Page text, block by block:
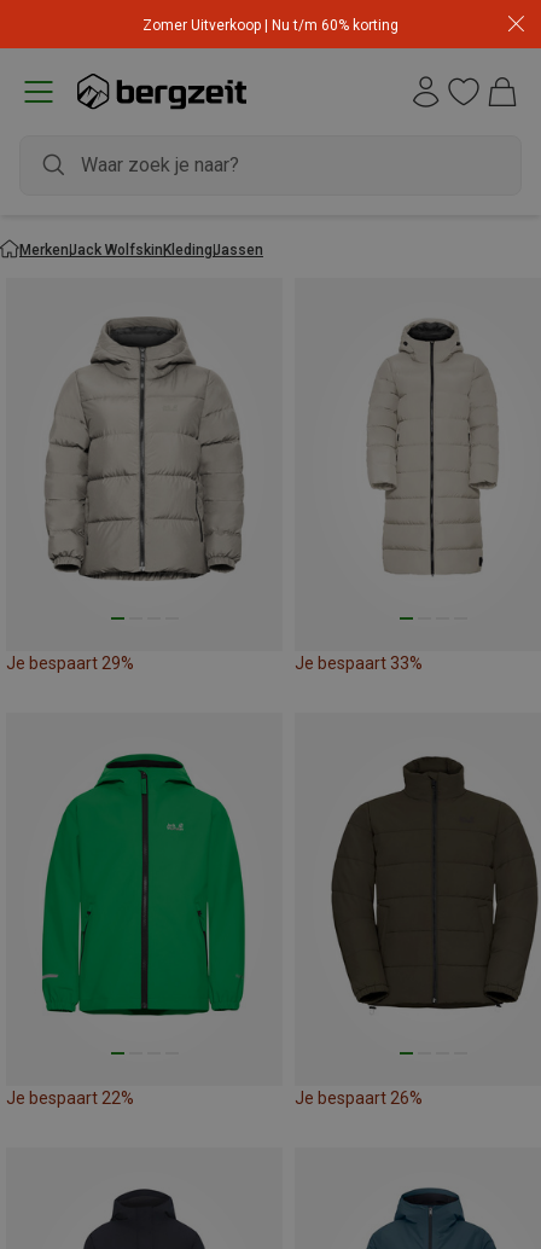
Zomer Uitverkoop | Nu t/m 60% korting
MerkenJack WolfskinKledingJassen
Je bespaart 29% Je bespaart 33%
Je bespaart 22% Je bespaart 26%